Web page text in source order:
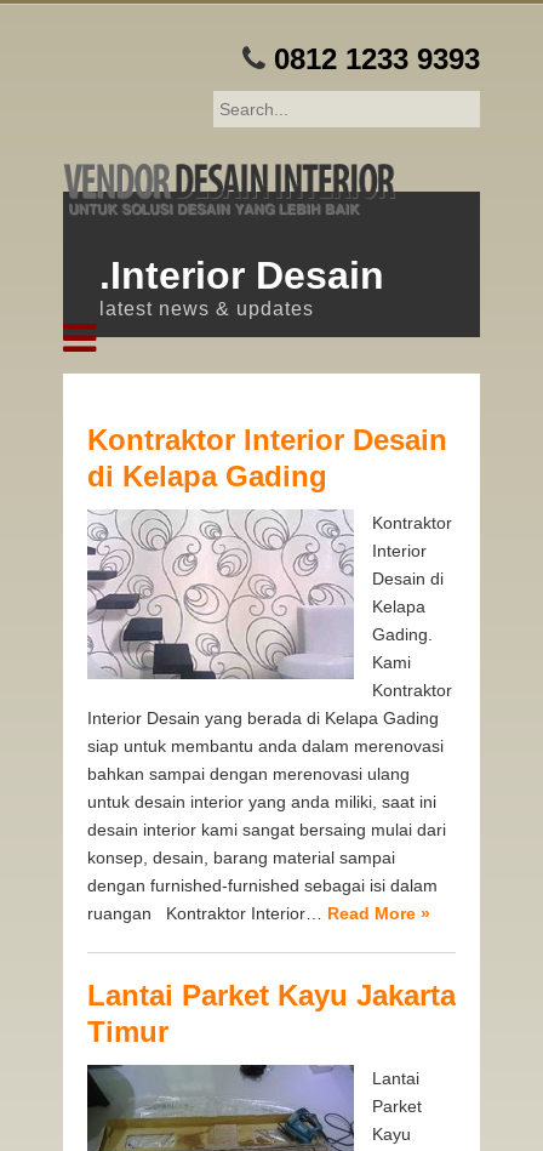
0812 1233 9393
.Interior Desain
latest news & updates
Kontraktor Interior Desain
di Kelapa Gading
Kontraktor
Interior
Desain di
Kelapa
Gading.
Kami
Kontraktor
Interior Desain yang berada di Kelapa Gading
siap untuk membantu anda dalam merenovasi
bahkan sampai dengan merenovasi ulang
untuk desain interior yang anda miliki, saat ini
desain interior kami sangat bersaing mulai dari
konsep, desain, barang material sampai
dengan furnished-furnished sebagai isi dalam
ruangan Kontraktor Interior… Read More »
Lantai Parket Kayu Jakarta
Timur
Lantai
Parket
Kayu